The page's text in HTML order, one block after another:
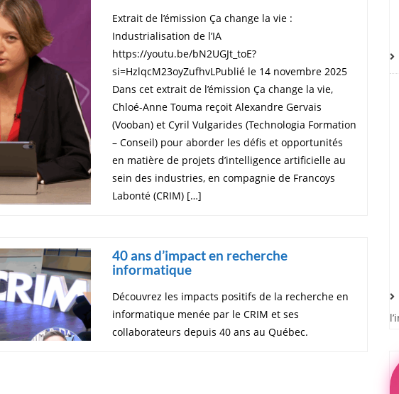
Extrait de l’émission Ça change la vie :
Industrialisation de l’IA
https://youtu.be/bN2UGJt_toE?
si=HzlqcM23oyZufhvLPublié le 14 novembre 2025
Dans cet extrait de l’émission Ça change la vie,
Chloé-Anne Touma reçoit Alexandre Gervais
(Vooban) et Cyril Vulgarides (Technologia Formation
– Conseil) pour aborder les défis et opportunités
en matière de projets d’intelligence artificielle au
sein des industries, en compagnie de Francoys
Labonté (CRIM) […]
40 ans d’impact en recherche
informatique
Découvrez les impacts positifs de la recherche en
informatique menée par le CRIM et ses
collaborateurs depuis 40 ans au Québec.